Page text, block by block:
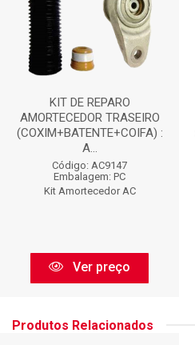
KIT DE REPARO
AMORTECEDOR TRASEIRO
(COXIM+BATENTE+COIFA) :
A...
Código: AC9147
Embalagem: PC
Kit Amortecedor AC
Ver preço
Produtos Relacionados